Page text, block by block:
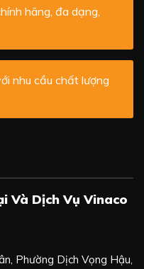
hãng, đa dạng,
nhu cầu chất lượng
Và Dịch Vụ Vinaco
Phường Dịch Vọng Hậu,